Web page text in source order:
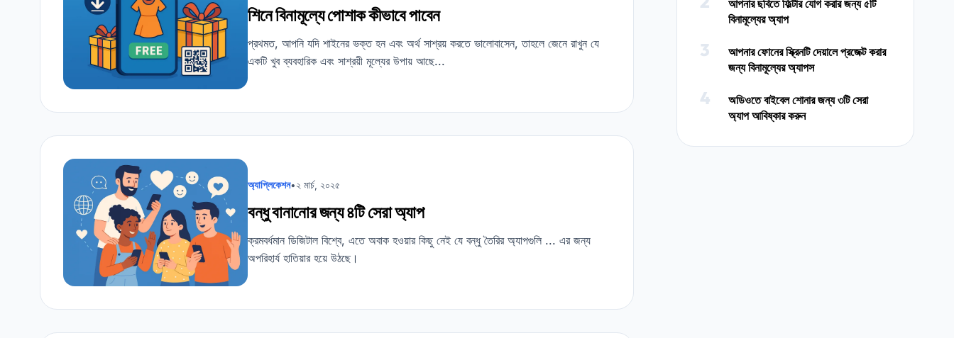
শিনে বিনামূল্যে পোশাক কীভাবে পাবেন
প্রথমত, আপনি যদি শাইনের ভক্ত হন এবং অর্থ সাশ্রয় করতে ভালোবাসেন, তাহলে জেনে রাখুন যে
একটি খুব ব্যবহারিক এবং সাশ্রয়ী মূল্যের উপায় আছে...
অ্যাপ্লিকেশন•২ মার্চ, ২০২৫
বন্ধু বানানোর জন্য ৪টি সেরা অ্যাপ
ক্রমবর্ধমান ডিজিটাল বিশ্বে, এতে অবাক হওয়ার কিছু নেই যে বন্ধু তৈরির অ্যাপগুলি ... এর জন্য
অপরিহার্য হাতিয়ার হয়ে উঠছে।
আপনার ছবিতে ফিল্টার যোগ করার জন্য ৫টি
বিনামূল্যের অ্যাপ
3
আপনার ফোনের স্ক্রিনটি দেয়ালে প্রজেক্ট করার
জন্য বিনামূল্যের অ্যাপস
4
অডিওতে বাইবেল শোনার জন্য ৩টি সেরা
অ্যাপ আবিষ্কার করুন